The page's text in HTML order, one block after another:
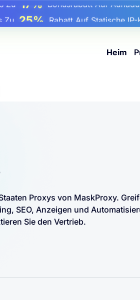
17%
Zu25%Rabatt Auf Statische IP-
Heim
Proxys von MaskProxy.
SEO, Anzeigen und
Sie den Vertrieb.